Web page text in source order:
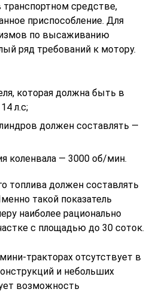
транспортном средстве,
приспособление. Для
по высаживанию
ряд требований к мотору.
которая должна быть в
л.с;
должен составлять —
коленвала — 3000 об/мин.
топлива должен составлять
такой показатель
наиболее рационально
с площадью до 30 соток.
тракторах отсутствует в
и небольших
возможность